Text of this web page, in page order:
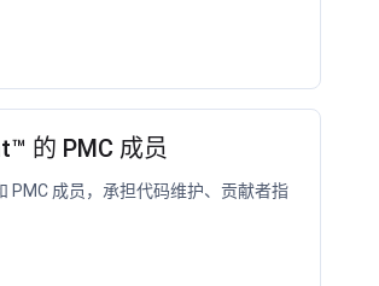
的 PMC 成员
PMC 成员，承担代码维护、贡献者指